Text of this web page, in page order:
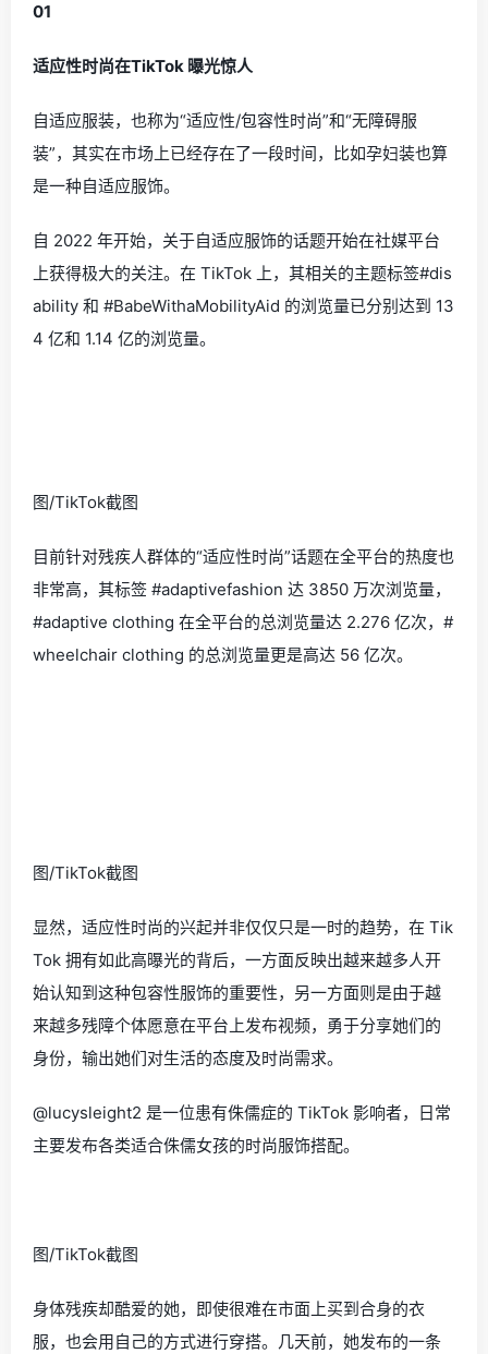
01
适应性时尚在TikTok 曝光惊人
自适应服装，也称为“适应性/包容性时尚”和“无障碍服
装”，其实在市场上已经存在了一段时间，比如孕妇装也算
是一种自适应服饰。
自 2022 年开始，关于自适应服饰的话题开始在社媒平台
上获得极大的关注。在 TikTok 上，其相关的主题标签#dis
ability 和 #BabeWithaMobilityAid 的浏览量已分别达到 13
4 亿和 1.14 亿的浏览量。
图/TikTok截图
目前针对残疾人群体的“适应性时尚”话题在全平台的热度也
非常高，其标签 #adaptivefashion 达 3850 万次浏览量，
#adaptive clothing 在全平台的总浏览量达 2.276 亿次，#
wheelchair clothing 的总浏览量更是高达 56 亿次。
图/TikTok截图
显然，适应性时尚的兴起并非仅仅只是一时的趋势，在 Tik
Tok 拥有如此高曝光的背后，一方面反映出越来越多人开
始认知到这种包容性服饰的重要性，另一方面则是由于越
来越多残障个体愿意在平台上发布视频，勇于分享她们的
身份，输出她们对生活的态度及时尚需求。
@lucysleight2 是一位患有侏儒症的 TikTok 影响者，日常
主要发布各类适合侏儒女孩的时尚服饰搭配。
图/TikTok截图
身体残疾却酷爱的她，即使很难在市面上买到合身的衣
服，也会用自己的方式进行穿搭。几天前，她发布的一条